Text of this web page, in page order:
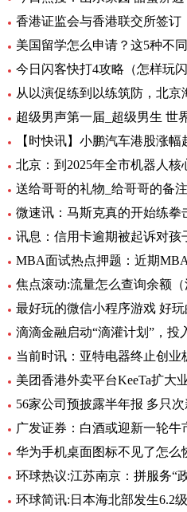
美国留学怎么申请？这5种不
今日闪客快打4攻略（怎样玩闪
超级男声第一届_超级男生 世
【时快讯】小鹏汽车港股涨
送给哥哥的礼物_给哥哥的备注
MBA面试热点押题：近期
焦点滚动:流量怎么查询余额（
当前时讯：亚特电器终止创业
美团香港外卖平台KeeTa扩大
56家公司预披露半年报 多只
环球热议:江苏南京：拼服务“
环球简讯:日本海北部发生6.2